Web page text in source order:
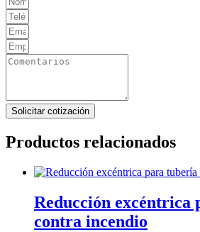
Solicitar cotización
Productos relacionados
Reducción excéntrica
contra incendio